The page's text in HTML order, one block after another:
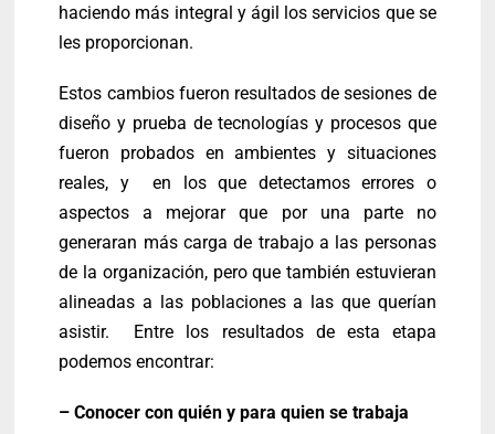
haciendo más integral y ágil los servicios que se
les proporcionan.
Estos cambios fueron resultados de sesiones de
diseño y prueba de tecnologías y procesos que
fueron probados en ambientes y situaciones
reales, y en los que detectamos errores o
aspectos a mejorar que por una parte no
generaran más carga de trabajo a las personas
de la organización, pero que también estuvieran
alineadas a las poblaciones a las que querían
asistir. Entre los resultados de esta etapa
podemos encontrar:
– Conocer con quién y para quien se trabaja